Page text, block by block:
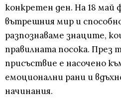
конкретен ден. На 18 май
вътрешния мир и
разпознаваме знаците,
правилната посока. През
присъствие е насочено
емоционални рани и
начинания.